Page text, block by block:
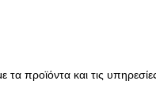
προϊόντα και τις